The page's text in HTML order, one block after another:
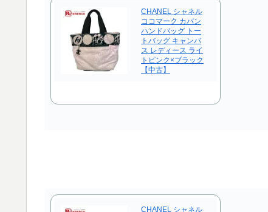
CHANEL シャネル
ココマーク カバン
ハンドバッグ トー
トバッグ キャンバ
ス レディース ライ
トピンク×ブラック
【中古】
CHANEL シャネル